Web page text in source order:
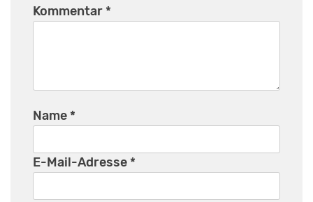
Kommentar *
Name *
E-Mail-Adresse *